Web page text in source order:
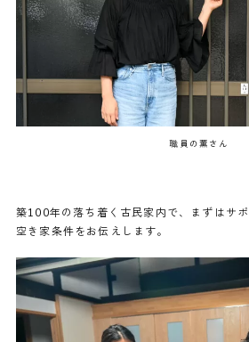
職員の薫さん
築100年の落ち着く古民家内で、まずはサ
空き家条件をお伝えします。